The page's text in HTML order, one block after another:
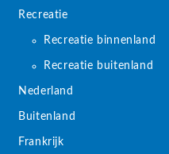
Recreatie
Recreatie binnenland
Recreatie buitenland
Nederland
Buitenland
Frankrijk